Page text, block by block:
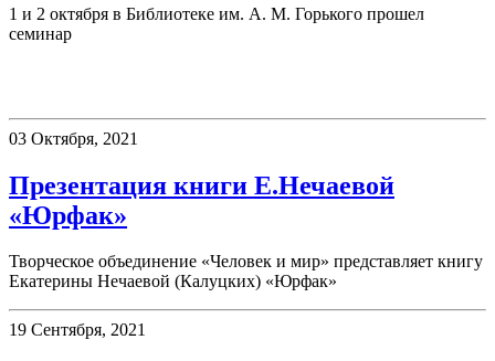
1 и 2 октября в Библиотеке им. А. М. Горького прошел
семинар
03 Октября, 2021
Презентация книги Е.Нечаевой
«Юрфак»
Творческое объединение «Человек и мир» представляет книгу
Екатерины Нечаевой (Калуцких) «Юрфак»
19 Сентября, 2021